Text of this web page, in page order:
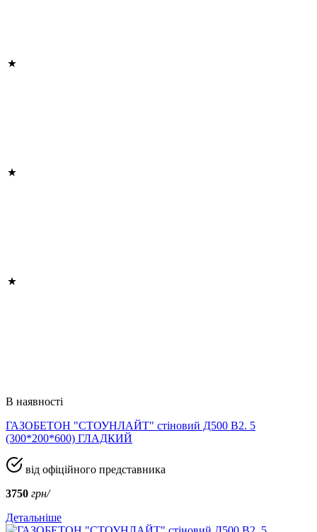
В наявності
ГАЗОБЕТОН "СТОУНЛАЙТ" стіновий Д500 В2. 5
(300*200*600) ГЛАДКИЙ
від офіційного представника
3750 грн/
Детальніше